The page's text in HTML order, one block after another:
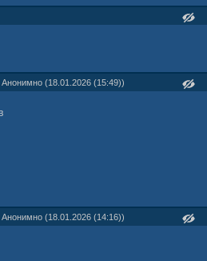
Анонимно (18.01.2026 (15:49))
Анонимно (18.01.2026 (14:16))